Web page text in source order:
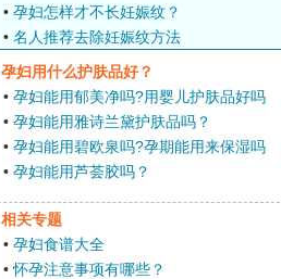
• 孕妇怎样才不长妊娠纹？
• 名人推荐去除妊娠纹方法
孕妇用什么护肤品好？
• 孕妇能用郁美净吗?用婴儿护肤品好吗
• 孕妇能用雅诗兰黛护肤品吗？
• 孕妇能用碧欧泉吗?孕期能用来保湿吗
• 孕妇能用芦荟胶吗？
相关专题
• 孕妇食谱大全
•怀孕注意事项有哪些？